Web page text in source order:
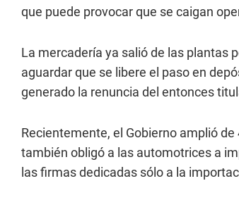
que puede provocar que se caigan
La mercadería ya salió de las plantas
aguardar que se libere el paso en
generado la renuncia del entonces
Recientemente, el Gobierno amplió
también obligó a las automotrices a
las firmas dedicadas sólo a la